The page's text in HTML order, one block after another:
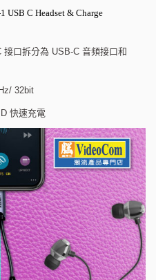
USB C Headset & Charge
口拆分為 USB-C 音頻接口和
32bit
快速充電